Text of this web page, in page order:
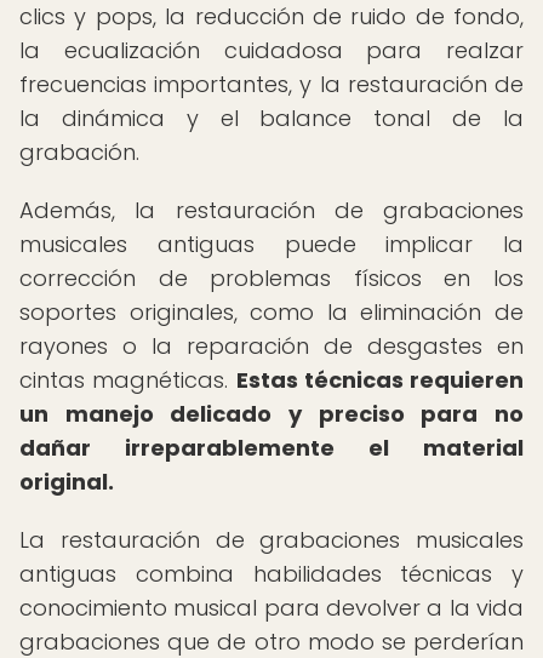
clics y pops, la reducción de ruido de fondo,
la ecualización cuidadosa para realzar
frecuencias importantes, y la restauración de
la dinámica y el balance tonal de la
grabación.
Además, la restauración de grabaciones
musicales antiguas puede implicar la
corrección de problemas físicos en los
soportes originales, como la eliminación de
rayones o la reparación de desgastes en
cintas magnéticas. Estas técnicas requieren
un manejo delicado y preciso para no
dañar irreparablemente el material
original.
La restauración de grabaciones musicales
antiguas combina habilidades técnicas y
conocimiento musical para devolver a la vida
grabaciones que de otro modo se perderían